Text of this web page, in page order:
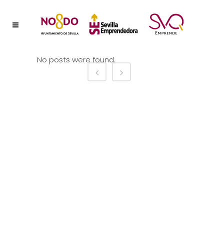
No posts were found.